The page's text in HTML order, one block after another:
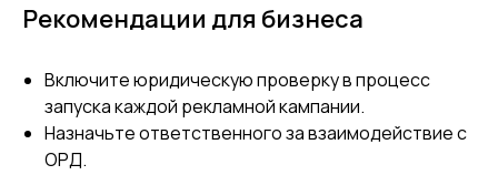
Рекомендации для бизнеса
Включите юридическую проверку в процесс
запуска каждой рекламной кампании.
Назначьте ответственного за взаимодействие с
ОРД.